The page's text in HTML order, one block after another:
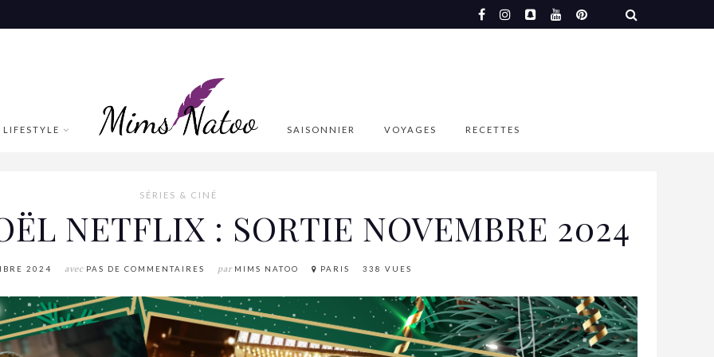
LIFESTYLE SAISONNIER VOYAGES RECETTES
SÉRIES & CINÉ
NETFLIX : SORTIE NOVEMBRE 2024
2024 avec PAS DE COMMENTAIRES par MIMS NATOO PARIS 338 VUES